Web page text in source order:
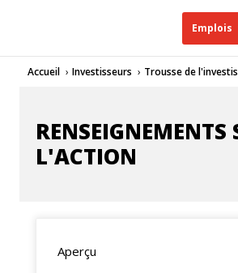
Emplois
Accueil Investisseurs Trousse de
RENSEIGNEMENTS
L'ACTION
Aperçu